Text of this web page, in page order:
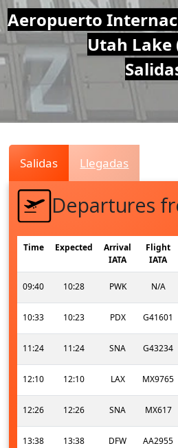
Air
Traffic
Live
Aeropuerto
Utah Lake
Salidas Llegadas
Departures
Time Expected
Arrival
IATA
Flight
IATA
09:40 10:28 PWK N/A
10:33 10:23 PDX G41601
11:24 11:24 SNA G43234
12:10 12:10 LAX MX9765
12:26 12:26 SNA MX617
13:38 13:38 DFW AA2955